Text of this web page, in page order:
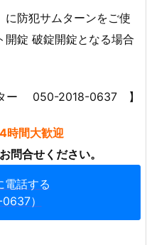
に防犯サムターンをご使
開錠 破錠開錠となる場合
ター 050-2018-0637 】
間大歓迎
問合せください。
電話する
）